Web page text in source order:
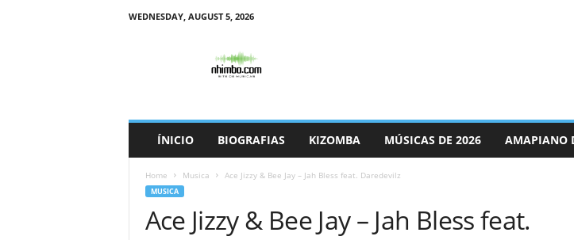
WEDNESDAY, AUGUST 5, 2026
ÍNICIO BIOGRAFIAS KIZOMBA MÚSICAS DE 2026 AMAPIANO
Home Musica Ace Jizzy & Bee Jay – Jah Bless feat. Daredevilz
MUSICA
Ace Jizzy & Bee Jay – Jah Bless feat.